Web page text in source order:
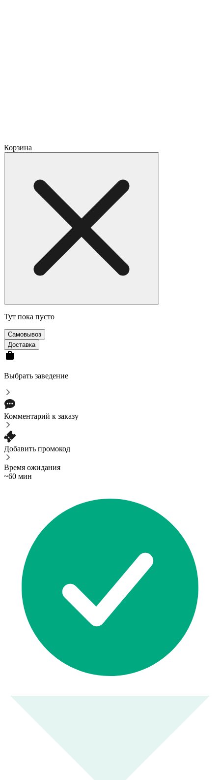
Корзина
Тут пока пусто
Cамовывоз
Доставка
Выбрать заведение
Комментарий к заказу
Добавить промокод
Время ожидания
~60 мин